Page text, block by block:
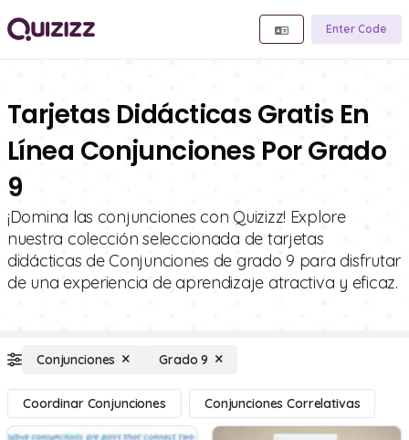
Enter Code
Tarjetas Didácticas Gratis En
Línea Conjunciones Por Grado
9
¡Domina las conjunciones con Quizizz! Explore
nuestra colección seleccionada de tarjetas
didácticas de Conjunciones de grado 9 para disfrutar
de una experiencia de aprendizaje atractiva y eficaz.
Conjunciones Grado 9
Coordinar Conjunciones Conjunciones Correlativas